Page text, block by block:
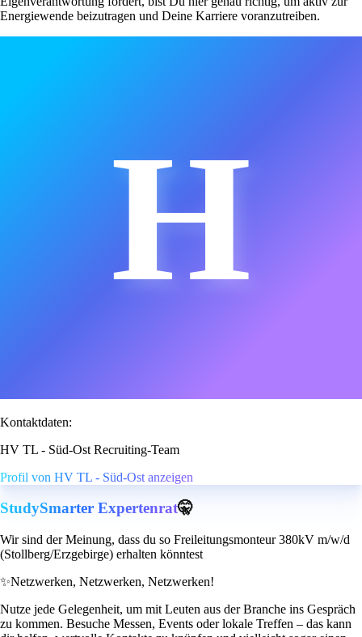
Energiewende beizutragen und Deine Karriere voranzutreiben.
H
Kontaktdaten:
HV TL - Süd-Ost Recruiting-Team
Profil von HV TL - Süd-Ost anzeigen
StudySmarter Expertenrat🤫
Wir sind der Meinung, dass du so Freileitungsmonteur 380kV m/w/d
(Stollberg/Erzgebirge) erhalten könntest
✨Netzwerken, Netzwerken, Netzwerken!
Nutze jede Gelegenheit, um mit Leuten aus der Branche ins Gespräch
zu kommen. Besuche Messen, Events oder lokale Treffen – das kann